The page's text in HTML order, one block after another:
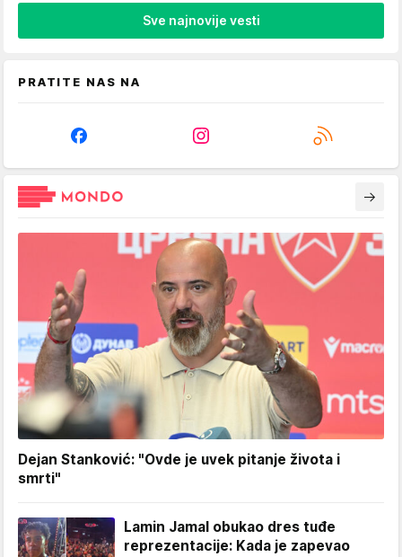
Sve najnovije vesti
PRATITE NAS NA
Dejan Stanković: "Ovde je uvek pitanje života i
smrti"
Lamin Jamal obukao dres tuđe
reprezentacije: Kada je zapevao